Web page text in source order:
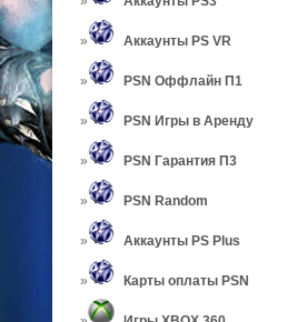
Аккаунты PS VR
PSN Оффлайн П1
PSN Игры в Аренду
PSN Гарантия П3
PSN Random
Аккаунты PS Plus
Карты оплаты PSN